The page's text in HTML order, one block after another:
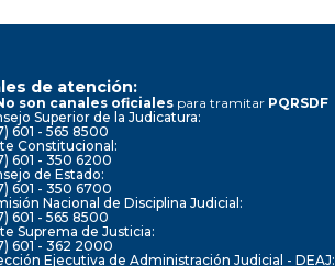
de atención:
son canales oficiales para tramitar PQRSDF
Superior de la Judicatura:
601 - 565 8500
Constitucional:
601 - 350 6200
de Estado:
601 - 350 6700
Nacional de Disciplina Judicial:
601 - 565 8500
Suprema de Justicia:
601 - 362 2000
Ejecutiva de Administración Judicial - DEAJ: